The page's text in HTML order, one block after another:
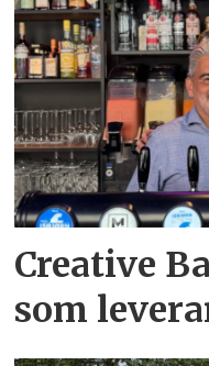
Creative
som